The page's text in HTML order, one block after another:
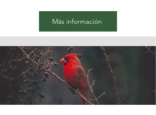
Más información